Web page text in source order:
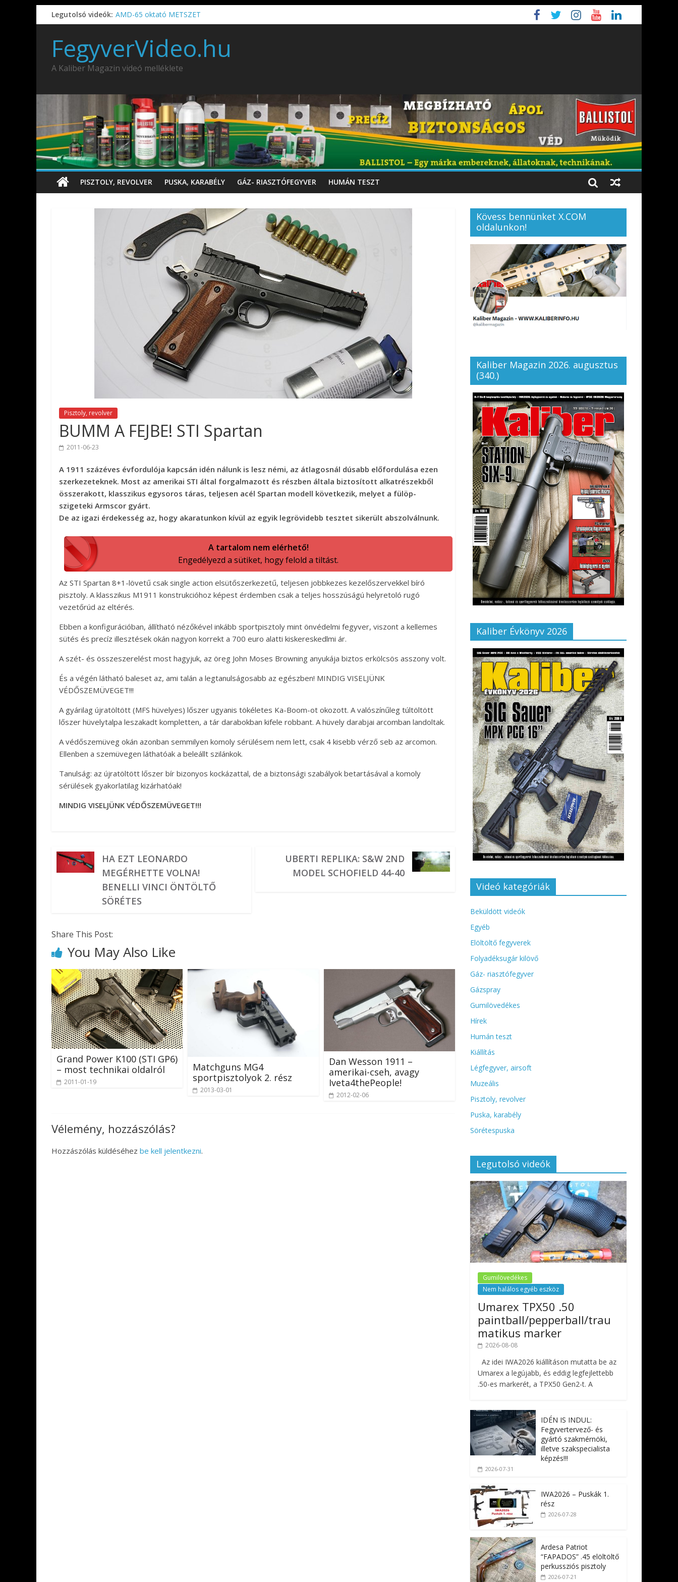
Legutolsó videók: AMD-65 oktató METSZET
Umarex TPX50 .50 paintball/pepperball/traumatikus marker
IDÉN IS INDUL: Fegyvertervező- és gyártó szakmérnöki, illetve szakspecialista képzés!!!
IWA2026 – Puskák 1. rész
Ardesa Patriot “FAPADOS” .45 elöltöltő perkussziós pisztoly
FegyverVideo.hu
A Kaliber Magazin videó melléklete
PISZTOLY, REVOLVER PUSKA, KARABÉLY GÁZ- RIASZTÓFEGYVER HUMÁN TESZT
Pisztoly, revolver
BUMM A FEJBE! STI Spartan
2011-06-23
A 1911 százéves évfordulója kapcsán idén nálunk is lesz némi, az átlagosnál dúsabb előfordulása ezen
szerkezeteknek. Most az amerikai STI által forgalmazott és részben általa biztosított alkatrészekből
összerakott, klasszikus egysoros táras, teljesen acél Spartan modell következik, melyet a fülöp-
szigeteki Armscor gyárt.
De az igazi érdekesség az, hogy akaratunkon kívül az egyik legrövidebb tesztet sikerült abszolválnunk.
A tartalom nem elérhető!
Engedélyezd a sütiket, hogy felold a tiltást.
Az STI Spartan 8+1-lövetű csak single action elsütőszerkezetű, teljesen jobbkezes kezelőszervekkel bíró
pisztoly. A klasszikus M1911 konstrukcióhoz képest érdemben csak a teljes hosszúságú helyretoló rugó
vezetőrúd az eltérés.
Ebben a konfigurációban, állítható nézőkével inkább sportpisztoly mint önvédelmi fegyver, viszont a kellemes
sütés és precíz illesztések okán nagyon korrekt a 700 euro alatti kiskereskedlmi ár.
A szét- és összeszerelést most hagyjuk, az öreg John Moses Browning anyukája biztos erkölcsös asszony volt.
És a végén látható baleset az, ami talán a legtanulságosabb az egészben! MINDIG VISELJÜNK
VÉDŐSZEMÜVEGET!!!
A gyárilag újratöltött (MFS hüvelyes) lőszer ugyanis tökéletes Ka-Boom-ot okozott. A valószínűleg túltöltött
lőszer hüvelytalpa leszakadt kompletten, a tár darabokban kifele robbant. A hüvely darabjai arcomban landoltak.
A védőszemüveg okán azonban semmilyen komoly sérülésem nem lett, csak 4 kisebb vérző seb az arcomon.
Ellenben a szemüvegen láthatóak a beleállt szilánkok.
Tanulság: az újratöltött lőszer bír bizonyos kockázattal, de a biztonsági szabályok betartásával a komoly
sérülések gyakorlatilag kizárhatóak!
MINDIG VISELJÜNK VÉDŐSZEMÜVEGET!!!
HA EZT LEONARDO
MEGÉRHETTE VOLNA!
BENELLI VINCI ÖNTÖLTŐ
SÖRÉTES
UBERTI REPLIKA: S&W 2ND
MODEL SCHOFIELD 44-40
Share This Post:
You May Also Like
Grand Power K100 (STI GP6)
– most technikai oldalról
2011-01-19
Matchguns MG4
sportpisztolyok 2. rész
2013-03-01
Dan Wesson 1911 –
amerikai-cseh, avagy
Iveta4thePeople!
2012-02-06
Vélemény, hozzászólás?
Hozzászólás küldéséhez be kell jelentkezni.
Kövess bennünket X.COM
oldalunkon!
Kaliber Magazin 2026. augusztus
(340.)
Kaliber Évkönyv 2026
Videó kategóriák
Beküldött videók
Egyéb
Elöltöltő fegyverek
Folyadéksugár kilövő
Gáz- riasztófegyver
Gázspray
Gumilövedékes
Hírek
Humán teszt
Kiállítás
Légfegyver, airsoft
Muzeális
Pisztoly, revolver
Puska, karabély
Sörétespuska
Legutolsó videók
Gumilövedékes
Nem halálos egyéb eszköz
Umarex TPX50 .50
paintball/pepperball/trau
matikus marker
2026-08-08
Az idei IWA2026 kiállításon mutatta be az
Umarex a legújabb, és eddig legfejlettebb
.50-es markerét, a TPX50 Gen2-t. A
IDÉN IS INDUL:
Fegyvertervező- és
gyártó szakmérnöki,
illetve szakspecialista
képzés!!!
2026-07-31
IWA2026 – Puskák 1.
rész
2026-07-28
Ardesa Patriot
“FAPADOS” .45 elöltöltő
perkussziós pisztoly
2026-07-21